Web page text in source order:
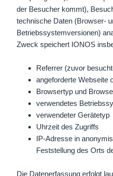
der Besucher kommt),
technische Daten (Browser-
Betriebssystemversionen)
Zweck speichert IONOS
Referrer (zuvor
angeforderte Webseite
Browsertyp und
verwendetes
verwendeter Gerätetyp
Uhrzeit des Zugriffs
IP-Adresse in
Feststellung des Orts
Die Datenerfassung erfolgt